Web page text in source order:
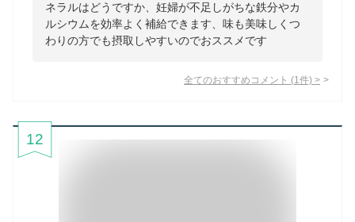
ネラルはどうですか、妊婦が不足しがちな鉄分やカ
ルシウムを効率よく補給できます、味も美味しくつ
わりの方でも摂取しやすいのでおススメです
全てのおすすめコメント (1 件) >
12